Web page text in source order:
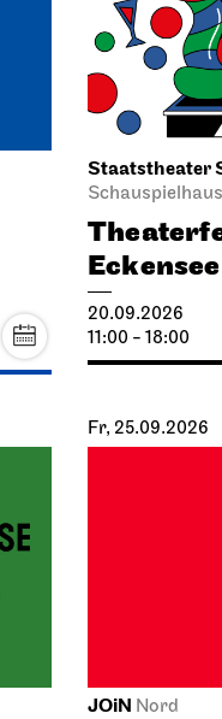
Staatstheater
Eckensee
20.09.2026
11:00 - 18:00
Fr, 25.09.2026
JOiN Nord